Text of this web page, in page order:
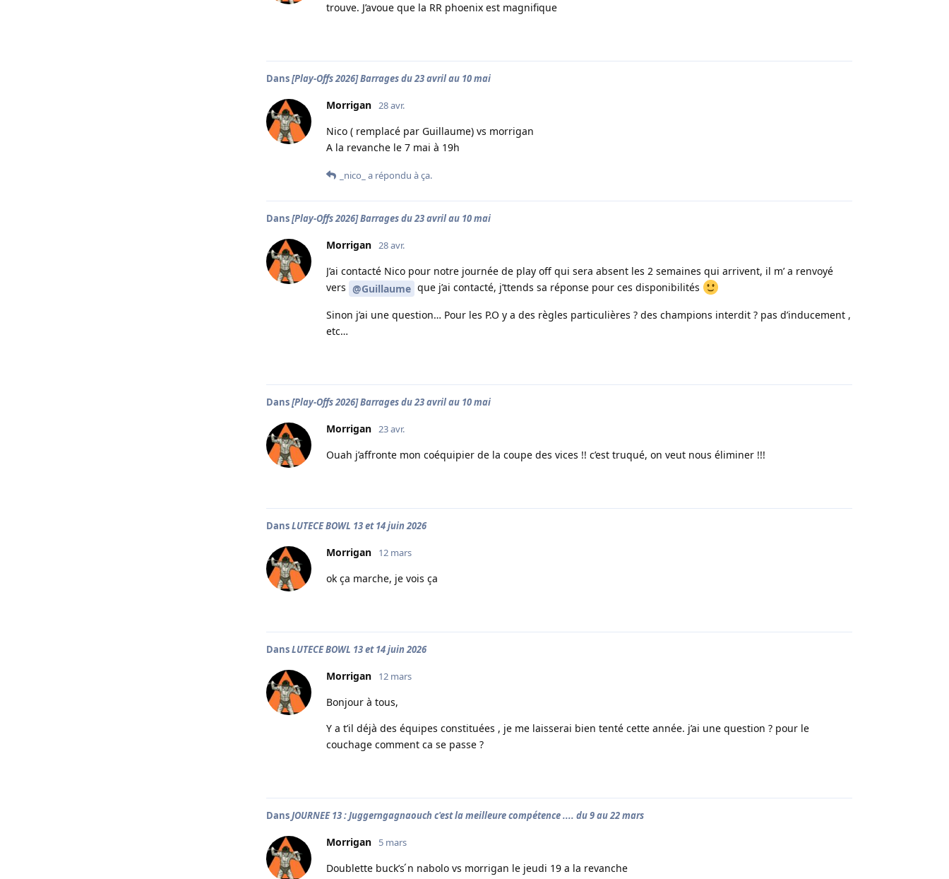
trouve. J’avoue que la RR phoenix est magnifique
Dans[Play-Offs 2026] Barrages du 23 avril au 10 mai
Morrigan 28 avr.
Nico ( remplacé par Guillaume) vs morrigan
A la revanche le 7 mai à 19h
_nico_ a répondu à ça.
Dans[Play-Offs 2026] Barrages du 23 avril au 10 mai
Morrigan 28 avr.
J’ai contacté Nico pour notre journée de play off qui sera absent les 2 semaines qui arrivent, il m’ a renvoyé
vers @Guillaume que j’ai contacté, j’ttends sa réponse pour ces disponibilités
Sinon j’ai une question… Pour les P.O y a des règles particulières ? des champions interdit ? pas d’inducement ,
etc…
Dans[Play-Offs 2026] Barrages du 23 avril au 10 mai
Morrigan 23 avr.
Ouah j’affronte mon coéquipier de la coupe des vices !! c’est truqué, on veut nous éliminer !!!
DansLUTECE BOWL 13 et 14 juin 2026
Morrigan 12 mars
ok ça marche, je vois ça
DansLUTECE BOWL 13 et 14 juin 2026
Morrigan 12 mars
Bonjour à tous,
Y a t’il déjà des équipes constituées , je me laisserai bien tenté cette année. j’ai une question ? pour le
couchage comment ca se passe ?
DansJOURNEE 13 : Juggerngagnaouch c'est la meilleure compétence .... du 9 au 22 mars
Morrigan 5 mars
Doublette buck’s ́n nabolo vs morrigan le jeudi 19 a la revanche